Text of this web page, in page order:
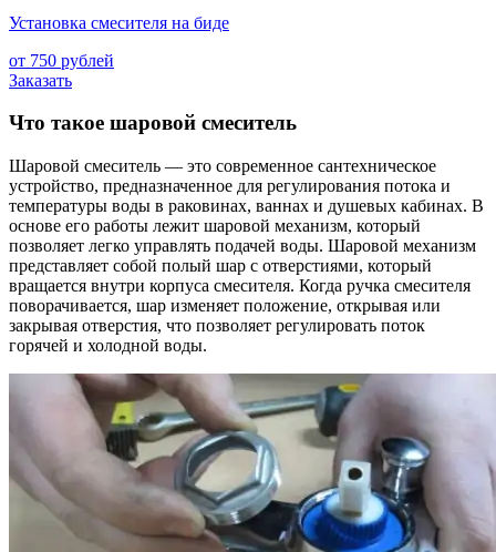
Установка смесителя на биде
от 750 рублей
Заказать
Что такое шаровой смеситель
Шаровой смеситель — это современное сантехническое
устройство, предназначенное для регулирования потока и
температуры воды в раковинах, ваннах и душевых кабинах. В
основе его работы лежит шаровой механизм, который
позволяет легко управлять подачей воды. Шаровой механизм
представляет собой полый шар с отверстиями, который
вращается внутри корпуса смесителя. Когда ручка смесителя
поворачивается, шар изменяет положение, открывая или
закрывая отверстия, что позволяет регулировать поток
горячей и холодной воды.